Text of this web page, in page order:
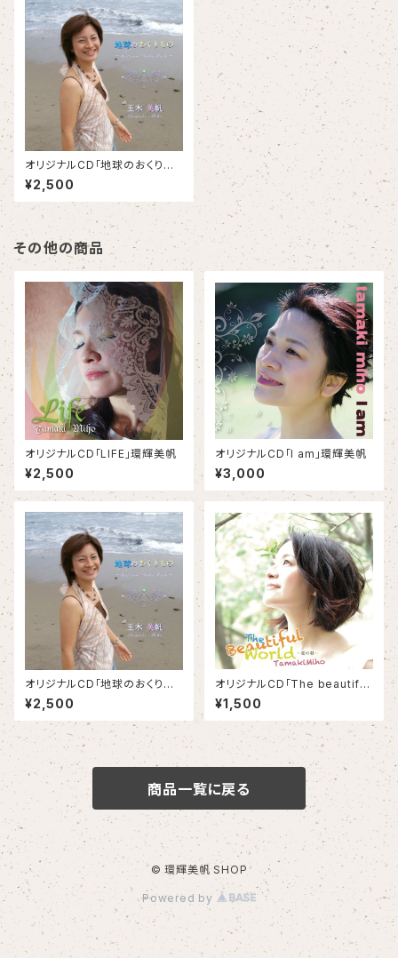
オリジナルCD「地球のおくりも
の ～Gift from Mother Earth
～」環輝美帆
¥2,500
その他の商品
オリジナルCD「LIFE」環輝美帆
¥2,500
オリジナルCD「I am」環輝美帆
¥3,000
オリジナルCD「地球のおくりも
の ～Gift from Mother Earth
～」環輝美帆
¥2,500
オリジナルCD「The beautiful
world ~愛の唄~」環輝美帆
¥1,500
商品一覧に戻る
© 環輝美帆 SHOP
Powered by